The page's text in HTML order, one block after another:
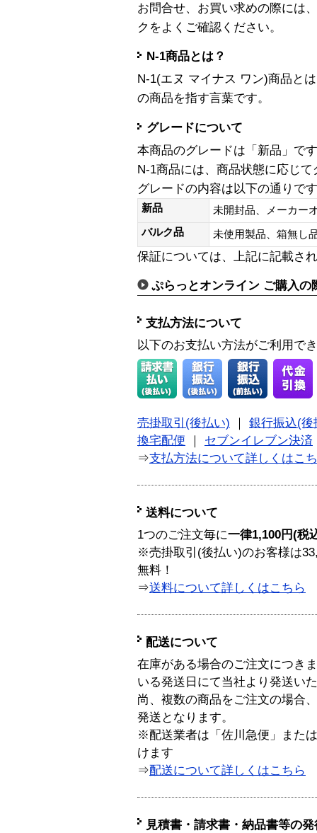
お問合せ、お買い求めの際には
クをよくご確認ください。
N-1商品とは？
N-1(エヌ マイナス ワン)商品と
の商品を指す言葉です。
グレードについて
本商品のグレードは「新品」です
N-1商品には、商品状態に応じ
グレードの内容は以下の通りで
新品
未開封品、メーカー
バルク品
未使用製品、箱無
保証については、上記に記載さ
ぷらっとオンライン ご購入の
支払方法について
以下のお支払い方法がご利用で
売掛取引(後払い)
銀行振込(後
換宅配便
セブンイレブン決済
⇒支払方法について詳しくはこ
送料について
1つのご注文毎に一律1,100円(税
※売掛取引(後払い)のお客様は
無料！
⇒送料について詳しくはこちら
配送について
在庫がある場合のご注文につき
いる発送日にて当社より発送い
尚、複数の商品をご注文の場合
発送となります。
※配送業者は「佐川急便」また
けます
⇒配送について詳しくはこちら
見積書・請求書・納品書等の